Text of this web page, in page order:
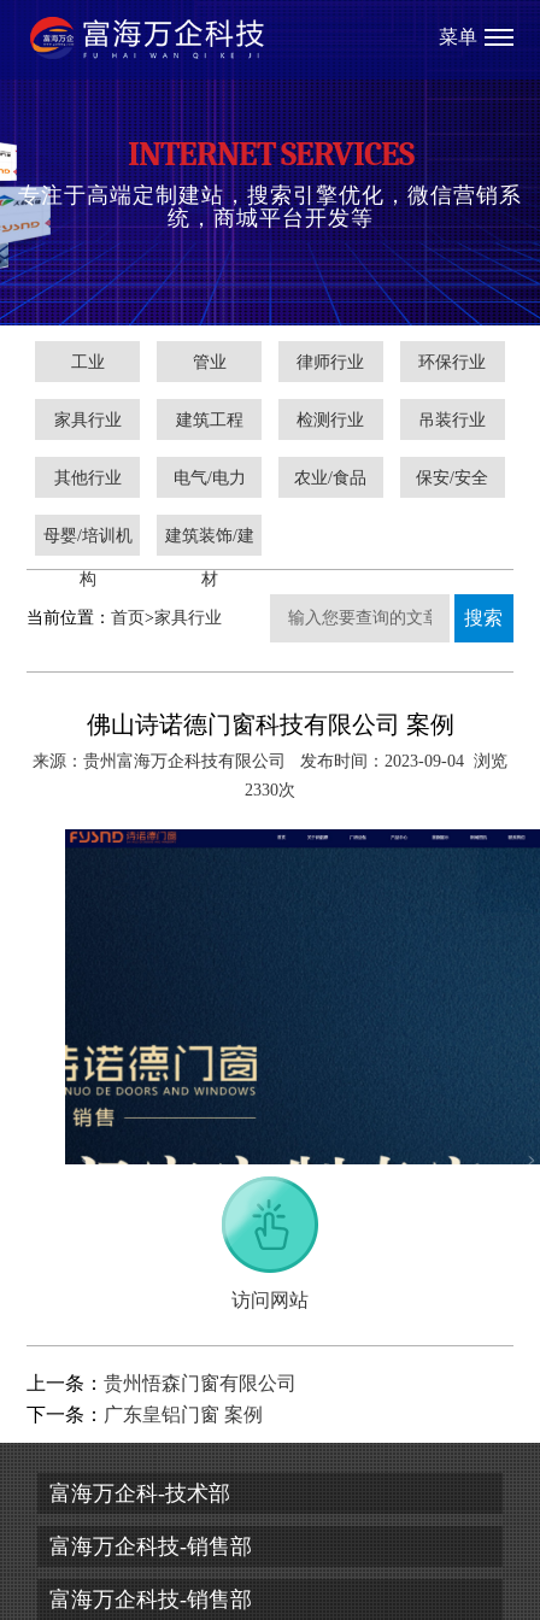
菜单
INTERNET SERVICES
专注于高端定制建站，搜索引擎优化，微信营销系
统，商城平台开发等
工业 管业 律师行业 环保行业
家具行业 建筑工程 检测行业 吊装行业
其他行业 电气/电力 农业/食品 保安/安全
母婴/培训机
构
建筑装饰/建
材
当前位置：首页>家具行业
佛山诗诺德门窗科技有限公司 案例
来源：贵州富海万企科技有限公司 发布时间：2023-09-04 浏览
2330次
访问网站
上一条：贵州悟森门窗有限公司
下一条： 广东皇铝门窗 案例
富海万企科-技术部
富海万企科技-销售部
富海万企科技-销售部